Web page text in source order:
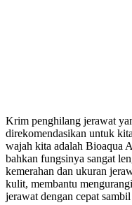
Krim penghilang jerawat
direkomendasikan untuk
wajah kita adalah Bioaqua
bahkan fungsinya sangat
kemerahan dan ukuran
kulit, membantu
jerawat dengan cepat